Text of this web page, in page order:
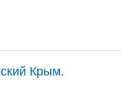
Крым.